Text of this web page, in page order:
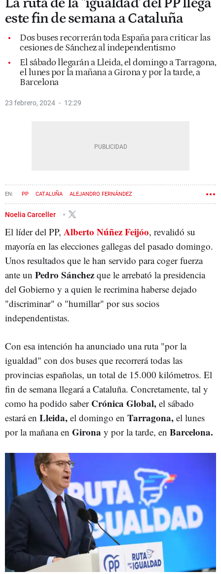
este fin de semana a Cataluña
Dos buses recorrerán toda España para criticar las
cesiones de Sánchez al independentismo
El sábado llegarán a Lleida, el domingo a Tarragona,
el lunes por la mañana a Girona y por la tarde, a
Barcelona
23 febrero, 2024 12:29
PP CATALUÑA ALEJANDRO FERNÁNDEZ
Noelia Carceller
El líder del PP, Alberto Núñez Feijóo, revalidó su
mayoría en las elecciones gallegas del pasado domingo.
Unos resultados que le han servido para coger fuerza
ante un Pedro Sánchez que le arrebató la presidencia
del Gobierno y a quien le recrimina haberse dejado
"discriminar" o "humillar" por sus socios
independentistas.
Con esa intención ha anunciado una ruta "por la
igualdad" con dos buses que recorrerá todas las
provincias españolas, un total de 15.000 kilómetros. El
fin de semana llegará a Cataluña. Concretamente, tal y
como ha podido saber Crónica Global, el sábado
estará en Lleida, el domingo en Tarragona, el lunes
por la mañana en Girona y por la tarde, en Barcelona.